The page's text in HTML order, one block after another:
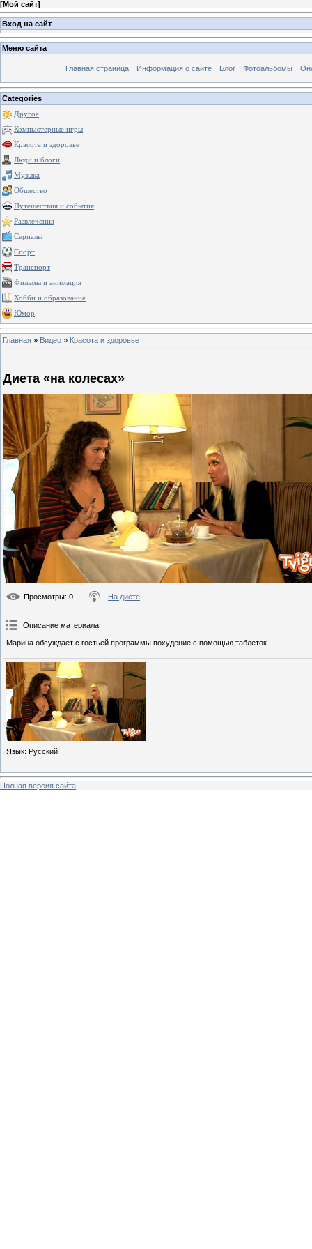
[Мой сайт]
Вход на сайт
Меню сайта
Главная страница Информация о сайте Блог Фотоальбомы
Categories
Другое
Компьютерные игры
Красота и здоровье
Люди и блоги
Музыка
Общество
Путешествия и события
Развлечения
Сериалы
Спорт
Транспорт
Фильмы и анимация
Хобби и образование
Юмор
Главная » Видео » Красота и здоровье
Диета «на колесах»
Просмотры: 0 На диете
Описание материала:
Марина обсуждает с гостьей программы похудение с помощью таблеток.
Язык: Русский
Полная версия сайта